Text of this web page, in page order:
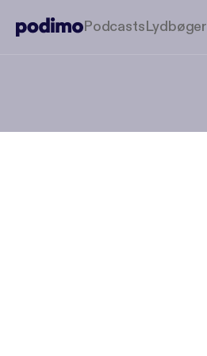
PodcastsLydbøger